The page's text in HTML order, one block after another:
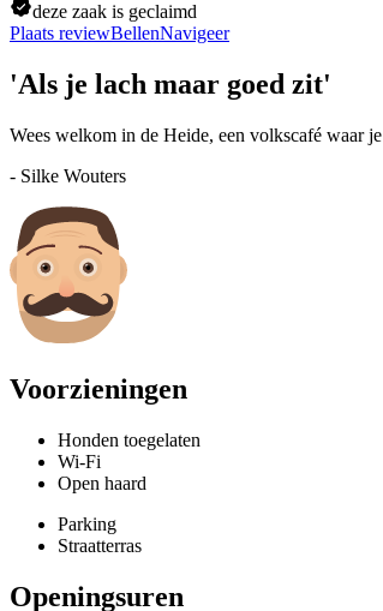
deze zaak is geclaimd
Plaats reviewBellenNavigeer
'Als je lach maar goed zit'
Wees welkom in de Heide, een volkscafé waar
- Silke Wouters
Voorzieningen
Honden toegelaten
Wi-Fi
Open haard
Parking
Straatterras
Openingsuren